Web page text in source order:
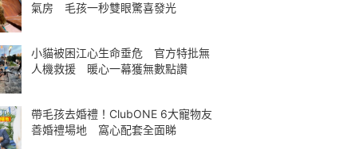
氣房 毛孩一秒雙眼驚喜發光
小貓被困江心生命垂危 官方特批無
人機救援 暖心一幕獲無數點讚
帶毛孩去婚禮！ClubONE 6大寵物友
善婚禮場地 窩心配套全面睇